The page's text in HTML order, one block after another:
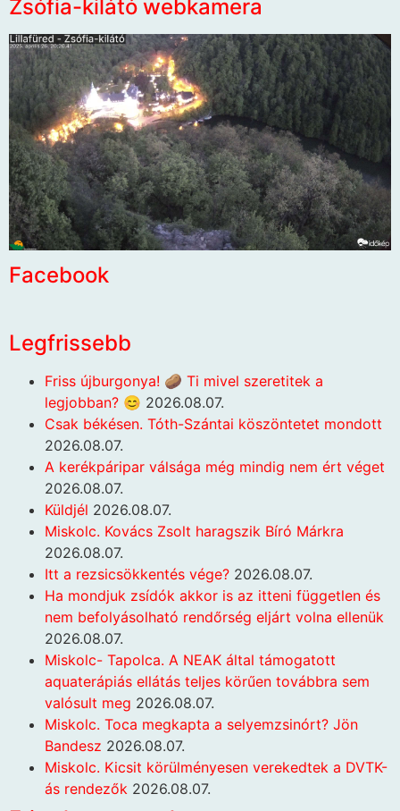
Zsófia-kilátó webkamera
Facebook
Legfrissebb
Friss újburgonya! 🥔 Ti mivel szeretitek a
legjobban? 😊 2026.08.07.
Csak békésen. Tóth-Szántai köszöntetet mondott
2026.08.07.
A kerékpáripar válsága még mindig nem ért véget
2026.08.07.
Küldjél 2026.08.07.
Miskolc. Kovács Zsolt haragszik Bíró Márkra
2026.08.07.
Itt a rezsicsökkentés vége? 2026.08.07.
Ha mondjuk zsídók akkor is az itteni független és
nem befolyásolható rendőrség eljárt volna ellenük
2026.08.07.
Miskolc- Tapolca. A NEAK által támogatott
aquaterápiás ellátás teljes körűen továbbra sem
valósult meg 2026.08.07.
Miskolc. Toca megkapta a selyemzsinórt? Jön
Bandesz 2026.08.07.
Miskolc. Kicsit körülményesen verekedtek a DVTK-
ás rendezők 2026.08.07.